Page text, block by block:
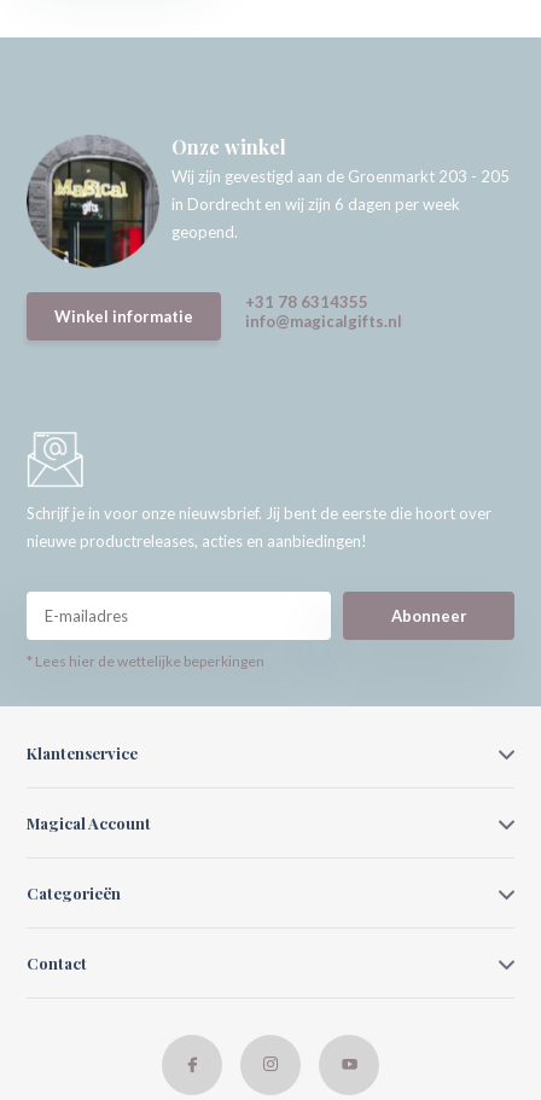
Onze winkel
Wij zijn gevestigd aan de Groenmarkt 203 - 205
in Dordrecht en wij zijn 6 dagen per week
geopend.
Winkel informatie
+31 78 6314355
info@magicalgifts.nl
Schrijf je in voor onze nieuwsbrief. Jij bent de eerste die hoort over
nieuwe productreleases, acties en aanbiedingen!
Abonneer
* Lees hier de wettelijke beperkingen
Klantenservice
Magical Account
Categorieën
Contact